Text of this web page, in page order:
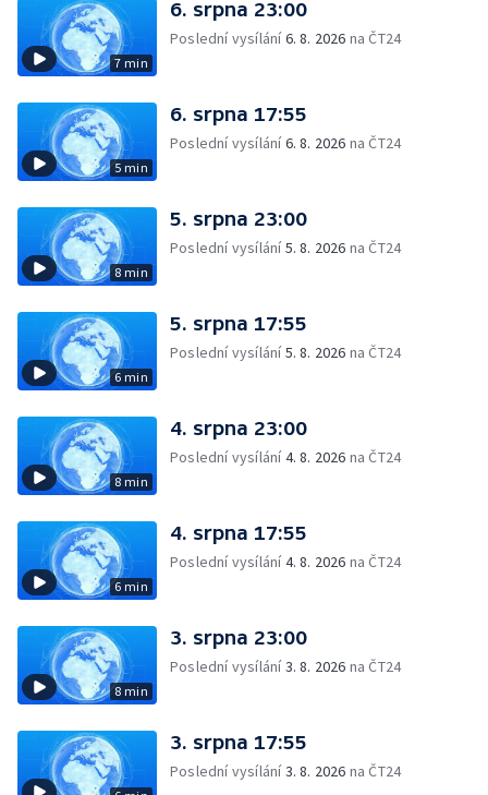
7 min
6. srpna 23:00
Poslední vysílání6. 8. 2026 na ČT24
5 min
6. srpna 17:55
Poslední vysílání6. 8. 2026 na ČT24
8 min
5. srpna 23:00
Poslední vysílání5. 8. 2026 na ČT24
6 min
5. srpna 17:55
Poslední vysílání5. 8. 2026 na ČT24
8 min
4. srpna 23:00
Poslední vysílání4. 8. 2026 na ČT24
6 min
4. srpna 17:55
Poslední vysílání4. 8. 2026 na ČT24
8 min
3. srpna 23:00
Poslední vysílání3. 8. 2026 na ČT24
3. srpna 17:55
Poslední vysílání3. 8. 2026 na ČT24